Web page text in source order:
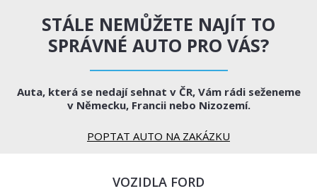
STÁLE NEMŮŽETE NAJÍT TO
SPRÁVNÉ AUTO PRO VÁS?
Auta, která se nedají sehnat v ČR, Vám rádi seženeme
v Německu, Francii nebo Nizozemí.
POPTAT AUTO NA ZAKÁZKU
VOZIDLA FORD